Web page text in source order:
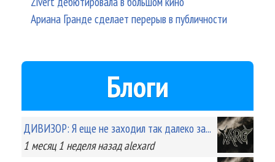
Ариана Гранде сделает перерыв в публичности
Блоги
ДИВИЗОР: Я еще не заходил так далеко за...
1 месяц 1 неделяназад alexard